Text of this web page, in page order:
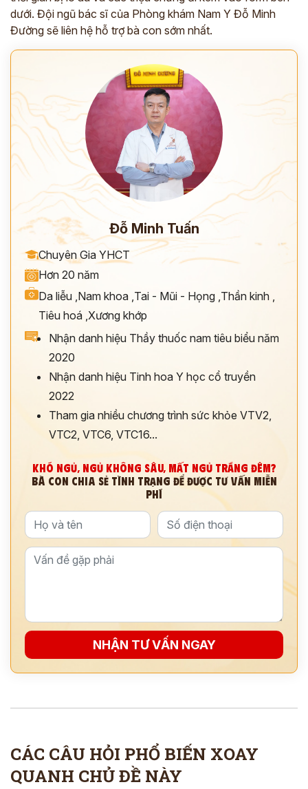
dưới. Đội ngũ bác sĩ của Phòng khám Nam Y Đỗ Minh
Đường sẽ liên hệ hỗ trợ bà con sớm nhất.
Đỗ Minh Tuấn
Chuyên Gia YHCT
Hơn 20 năm
Da liễu ,Nam khoa ,Tai - Mũi - Họng ,Thần kinh ,
Tiêu hoá ,Xương khớp
Nhận danh hiệu Thầy thuốc nam tiêu biểu năm
2020
Nhận danh hiệu Tinh hoa Y học cổ truyền
2022
Tham gia nhiều chương trình sức khỏe VTV2,
VTC2, VTC6, VTC16...
KHÓ NGỦ, NGỦ KHÔNG SÂU, MẤT NGỦ TRẮNG ĐÊM?
BÀ CON CHIA SẺ TÌNH TRẠNG ĐỂ ĐƯỢC TƯ VẤN MIỄN
PHÍ
NHẬN TƯ VẤN NGAY
CÁC CÂU HỎI PHỔ BIẾN XOAY
QUANH CHỦ ĐỀ NÀY
THĂM KHÁM
*